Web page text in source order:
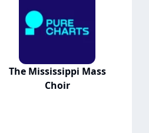
The Mississippi Mass
Choir